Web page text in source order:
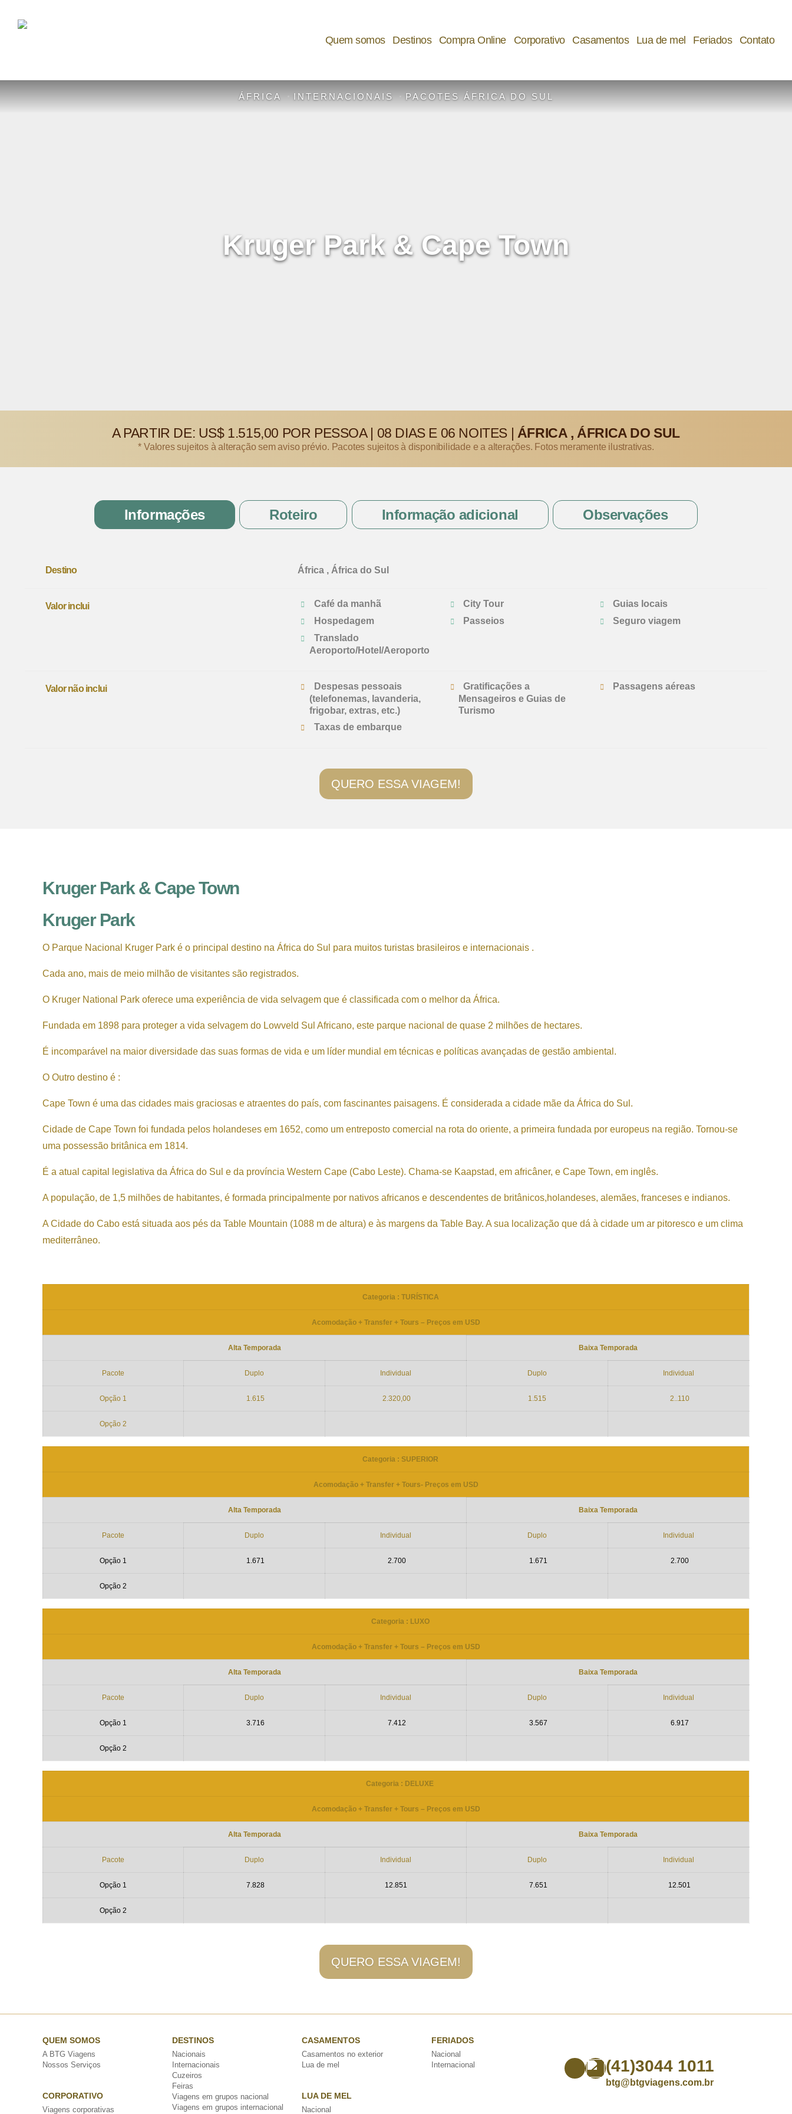
Quem somos Destinos Compra Online Corporativo Casamentos Lua de mel Feriados Contato
ÁFRICA INTERNACIONAIS PACOTES ÁFRICA DO SUL
Kruger Park & Cape Town
A PARTIR DE: US$ 1.515,00 POR PESSOA | 08 DIAS E 06 NOITES | ÁFRICA , ÁFRICA DO SUL
* Valores sujeitos à alteração sem aviso prévio. Pacotes sujeitos à disponibilidade e a alterações. Fotos meramente ilustrativas.
Informações Roteiro Informação adicional Observações
Destino África , África do Sul
Valor inclui Café da manhã City Tour
Guias locais
Hospedagem
Passeios
Seguro viagem
Translado
Aeroporto/Hotel/Aeroporto
Valor não inclui
Despesas pessoais
(telefonemas, lavanderia,
frigobar, extras, etc.)
Gratificações a
Mensageiros e Guias de
Turismo
Passagens aéreas
Taxas de embarque
QUERO ESSA VIAGEM!
Kruger Park & Cape Town
Kruger Park
O Parque Nacional Kruger Park é o principal destino na África do Sul para muitos turistas brasileiros e internacionais .
Cada ano, mais de meio milhão de visitantes são registrados.
O Kruger National Park oferece uma experiência de vida selvagem que é classificada com o melhor da África.
Fundada em 1898 para proteger a vida selvagem do Lowveld Sul Africano, este parque nacional de quase 2 milhões de hectares.
É incomparável na maior diversidade das suas formas de vida e um líder mundial em técnicas e políticas avançadas de gestão ambiental.
O Outro destino é :
Cape Town é uma das cidades mais graciosas e atraentes do país, com fascinantes paisagens. É considerada a cidade mãe da África do Sul.
Cidade de Cape Town foi fundada pelos holandeses em 1652, como um entreposto comercial na rota do oriente, a primeira fundada por europeus na região. Tornou-se
uma possessão britânica em 1814.
É a atual capital legislativa da África do Sul e da província Western Cape (Cabo Leste). Chama-se Kaapstad, em africâner, e Cape Town, em inglês.
A população, de 1,5 milhões de habitantes, é formada principalmente por nativos africanos e descendentes de britânicos,holandeses, alemães, franceses e indianos.
A Cidade do Cabo está situada aos pés da Table Mountain (1088 m de altura) e às margens da Table Bay. A sua localização que dá à cidade um ar pitoresco e um clima
mediterrâneo.
Categoria : TURÍSTICA
Acomodação + Transfer + Tours – Preços em USD
Alta Temporada Baixa Temporada
Pacote Duplo Individual Duplo Individual
Opção 1 1.615 2.320,00 1.515 2..110
Opção 2
Categoria : SUPERIOR
Acomodação + Transfer + Tours- Preços em USD
Alta Temporada Baixa Temporada
Pacote Duplo Individual Duplo Individual
Opção 1 1.671 2.700 1.671 2.700
Opção 2
Categoria : LUXO
Acomodação + Transfer + Tours – Preços em USD
Alta Temporada Baixa Temporada
Pacote Duplo Individual Duplo Individual
Opção 1 3.716 7.412 3.567 6.917
Opção 2
Categoria : DELUXE
Acomodação + Transfer + Tours – Preços em USD
Alta Temporada Baixa Temporada
Pacote Duplo Individual Duplo Individual
Opção 1 7.828 12.851 7.651 12.501
Opção 2
QUERO ESSA VIAGEM!
QUEM SOMOS
A BTG Viagens
Nossos Serviços
CORPORATIVO
Viagens corporativas
DESTINOS
Nacionais
Internacionais
Cuzeiros
Feiras
Viagens em grupos nacional
Viagens em grupos internacional
CASAMENTOS
Casamentos no exterior
Lua de mel
LUA DE MEL
Nacional
FERIADOS
Nacional
Internacional
(41)3044 1011
btg@btgviagens.com.br